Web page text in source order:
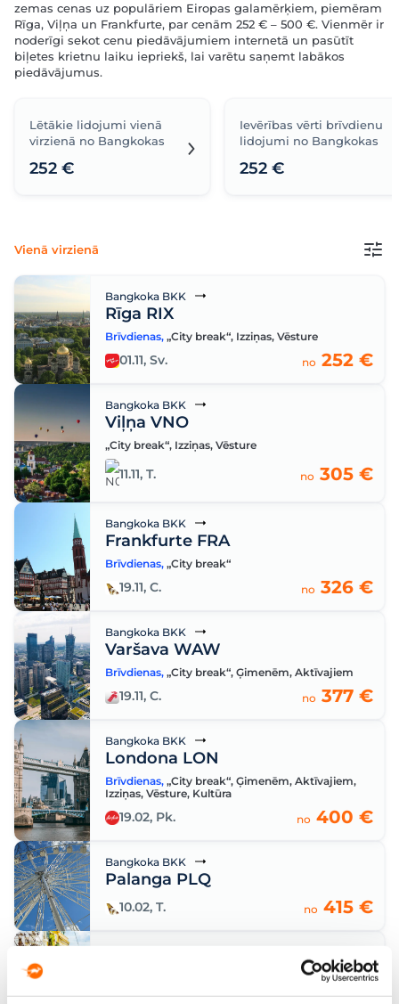
zemas cenas uz populāriem Eiropas galamērķiem, piemēram
Rīga, Viļņa un Frankfurte, par cenām 252 € – 500 €. Vienmēr ir
noderīgi sekot cenu piedāvājumiem internetā un pasūtīt
biļetes krietnu laiku iepriekš, lai varētu saņemt labākos
piedāvājumus.
Lētākie lidojumi vienā
virzienā no Bangkokas
252 €
Ievērības vērti brīvdienu
lidojumi no Bangkokas
252 €
Vienā virzienā
Bangkoka BKK
Rīga RIX
Brīvdienas, „City break“, Izziņas, Vēsture
01.11, Sv. no 252 €
Bangkoka BKK
Viļņa VNO
„City break“, Izziņas, Vēsture
11.11, T. no 305 €
Bangkoka BKK
Frankfurte FRA
Brīvdienas, „City break“
19.11, C. no 326 €
Bangkoka BKK
Varšava WAW
Brīvdienas, „City break“, Ģimenēm, Aktīvajiem
19.11, C. no 377 €
Bangkoka BKK
Londona LON
Brīvdienas, „City break“, Ģimenēm, Aktīvajiem,
Izziņas, Vēsture, Kultūra
19.02, Pk. no 400 €
Bangkoka BKK
Palanga PLQ
10.02, T. no 415 €